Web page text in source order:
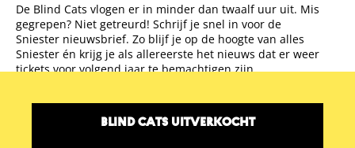
De Blind Cats vlogen er in minder dan twaalf uur uit. Mis
gegrepen? Niet getreurd! Schrijf je snel in voor de
Sniester nieuwsbrief. Zo blijf je op de hoogte van alles
Sniester én krijg je als allereerste het nieuws dat er weer
tickets voor volgend jaar te bemachtigen zijn.
BLIND CATS UITVERKOCHT